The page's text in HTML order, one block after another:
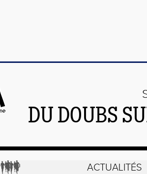
DU DOUBS
ACTUALITÉS